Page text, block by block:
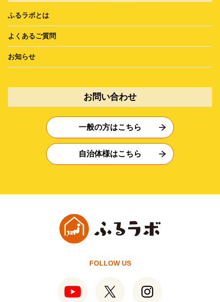
ふるラボとは
よくあるご質問
お知らせ
お問い合わせ
一般の方はこちら
自治体様はこちら
FOLLOW US